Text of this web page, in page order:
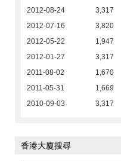
2012-08-24 3,317
2012-07-16
3,820
2012-05-22
1,947
2012-01-27
3,317
2011-08-02
1,670
2011-05-31
1,669
2010-09-03
3,317
香港大廈搜尋